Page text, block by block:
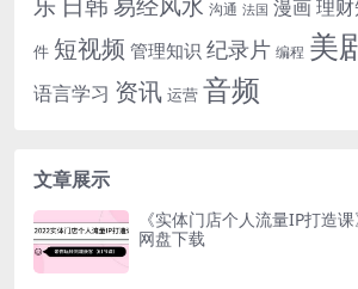
沟通 法国 漫画理
件 短视频 管理知识 纪录片 编程 美
语言学习 资讯 运营 音频
文章展示
《实体门店个人流量IP打造
网盘下载